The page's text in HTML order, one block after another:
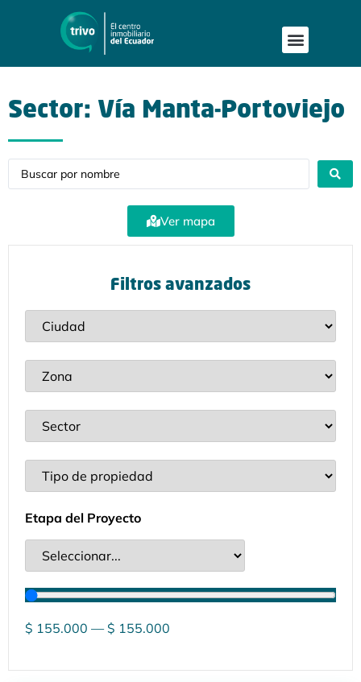
Sector: Vía Manta-Portoviejo
Ver mapa
Filtros avanzados
Etapa del Proyecto
$ 155.000 —$ 155.000